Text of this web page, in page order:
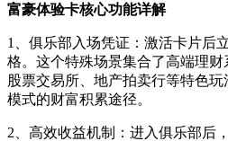
富豪体验卡核心功能详解
1、俱乐部入场凭证：激活卡片后
格。这个特殊场景集合了高端理
股票交易所、地产拍卖行等特色
模式的财富积累途径。
2、高效收益机制：进入俱乐部后